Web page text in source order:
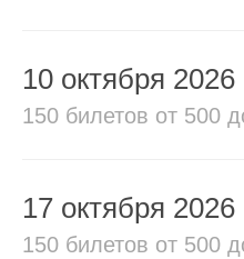
10 октября 2026
150 билетов от 500
17 октября 2026
150 билетов от 500